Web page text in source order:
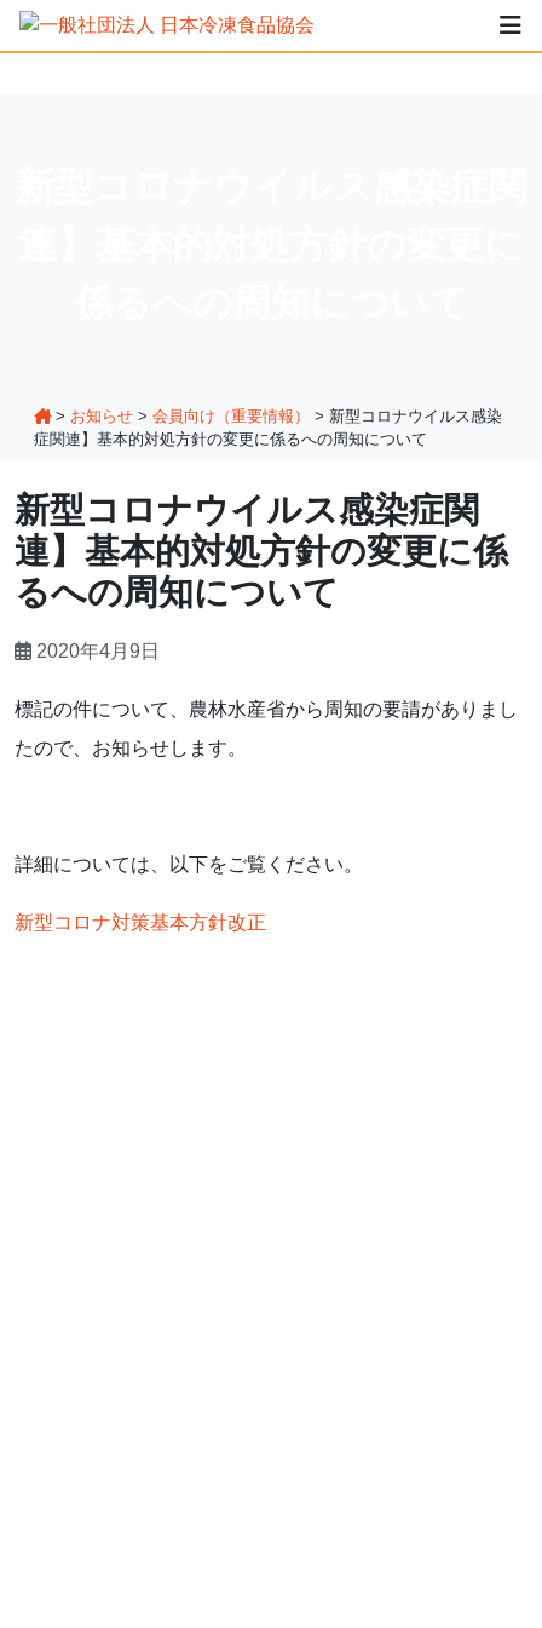
> お知らせ > 会員向け（重要情報） > 新型コロナウイルス感染
症関連】基本的対処方針の変更に係るへの周知について
新型コロナウイルス感染症関
連】基本的対処方針の変更に係
るへの周知について
2020年4月9日
標記の件について、農林水産省から周知の要請がありまし
たので、お知らせします。
詳細については、以下をご覧ください。
新型コロナ対策基本方針改正